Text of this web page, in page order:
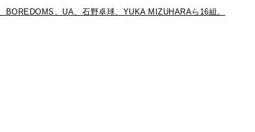
BOREDOMS、UA、石野卓球、YUKA MIZUHARAら16組。